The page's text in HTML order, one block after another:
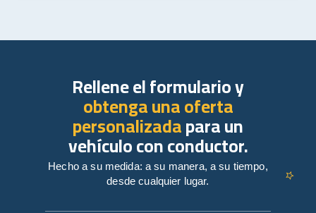
Rellene el formulario y
obtenga una oferta
personalizadapara un
vehículo con conductor.
Hecho a su medida: a su manera, a su tiempo,
desde cualquier lugar.